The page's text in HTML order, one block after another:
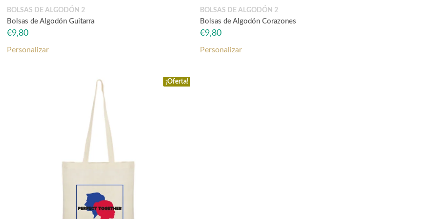
BOLSAS DE ALGODÓN 2
Bolsas de Algodón Guitarra
€9,80
Personalizar
BOLSAS DE ALGODÓN 2
Bolsas de Algodón Corazones
€9,80
Personalizar
¡Oferta!